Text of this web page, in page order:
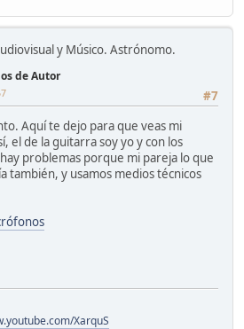
y Músico. Astrónomo.
de Autor
#7
Aquí te dejo para que veas mi
el de la guitarra soy yo y con los
problemas porque mi pareja lo que
también, y usamos medios técnicos
XarquS